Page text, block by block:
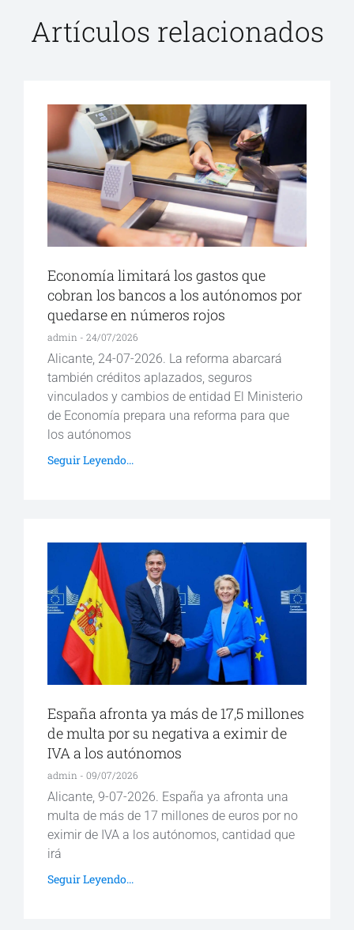
Artículos relacionados
Economía limitará los gastos que
cobran los bancos a los autónomos por
quedarse en números rojos
admin 24/07/2026
Alicante, 24-07-2026. La reforma abarcará
también créditos aplazados, seguros
vinculados y cambios de entidad El Ministerio
de Economía prepara una reforma para que
los autónomos
Seguir Leyendo...
España afronta ya más de 17,5 millones
de multa por su negativa a eximir de
IVA a los autónomos
admin 09/07/2026
Alicante, 9-07-2026. España ya afronta una
multa de más de 17 millones de euros por no
eximir de IVA a los autónomos, cantidad que
irá
Seguir Leyendo...